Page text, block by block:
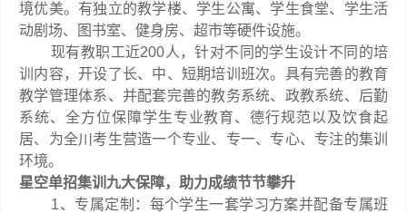
境优美。有独立的教学楼、学生公寓、学生食堂、学生活
动剧场、图书室、健身房、超市等硬件设施。
现有教职工近200人，针对不同的学生设计不同的培
训内容，开设了长、中、短期培训班次。具有完善的教育
教学管理体系、并配套完善的教务系统、政教系统、后勤
系统、全方位保障学生专业教育、德行规范以及饮食起
居、为全川考生营造一个专业、专一、专心、专注的集训
环境。
星空单招集训九大保障，助力成绩节节攀升
1、专属定制：每个学生一套学习方案并配备专属班